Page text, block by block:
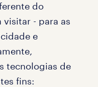
do
- para as
e
tecnologias de
fins: